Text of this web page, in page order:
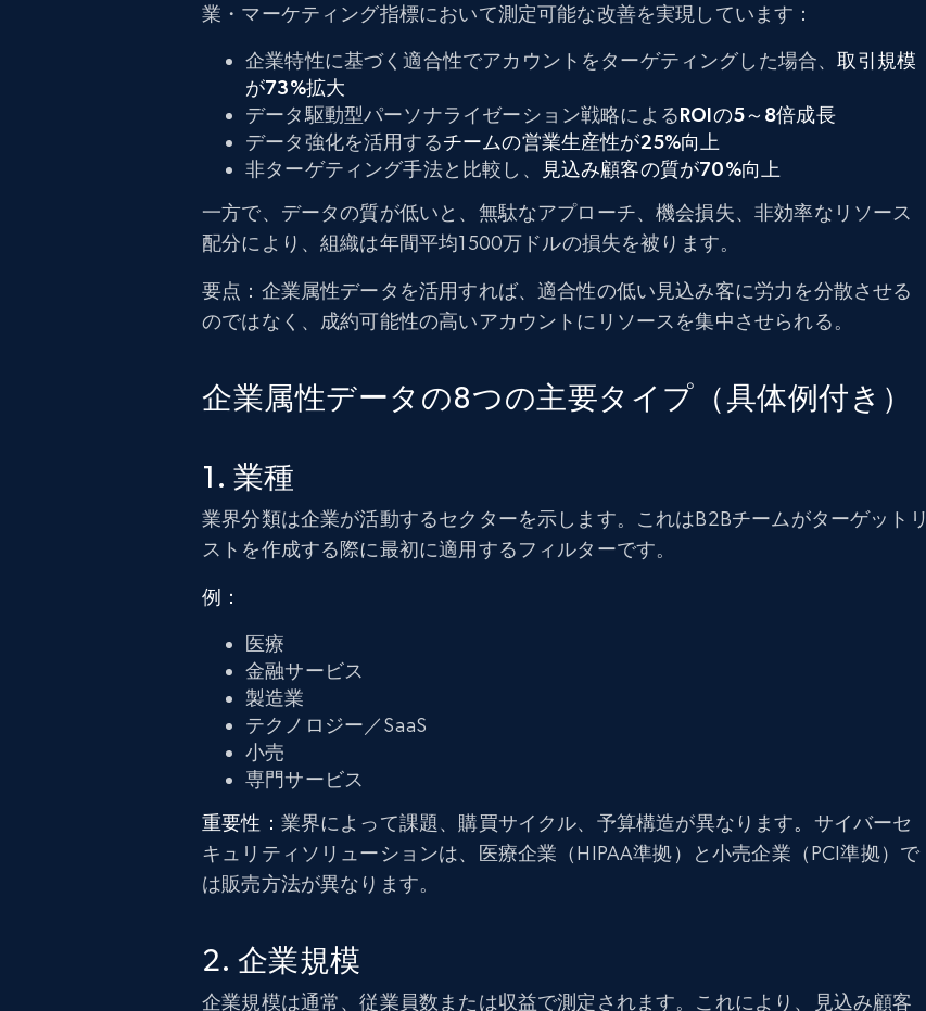
業・マーケティング指標において測定可能な改善を実現しています：
企業特性に基づく適合性でアカウントをターゲティングした場合、取引規模
が73%拡大
データ駆動型パーソナライゼーション戦略によるROIの5～8倍成長
データ強化を活用するチームの営業生産性が25%向上
非ターゲティング手法と比較し、
見込み顧客の質が70%向上
一方で、データの質が低いと、無駄なアプローチ、機会損失、非効率なリソース
配分により、組織は年間平均1500万ドルの損失を被ります。
要点：企業属性データを活用すれば、適合性の低い見込み客に労力を分散させる
のではなく、成約可能性の高いアカウントにリソースを集中させられる。
企業属性データの8つの主要タイプ（具体例付き）
1. 業種
業界分類は企業が活動するセクターを示します。これはB2Bチームがターゲットリ
ストを作成する際に最初に適用するフィルターです。
例：
医療
金融サービス
製造業
テクノロジー／SaaS
小売
専門サービス
重要性： 業界によって課題、購買サイクル、予算構造が異なります。 サイバーセ
キュリティソリューションは、医療企業（HIPAA準拠）と小売企業（PCI準拠）で
は販売方法が異なります。
2. 企業規模
企業規模は通常、従業員数または収益で測定されます。これにより、見込み顧客